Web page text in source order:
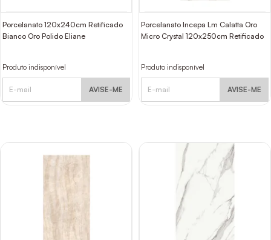
Porcelanato 120x240cm Retificado
Bianco Oro Polido Eliane
Produto indisponível
AVISE-ME
Porcelanato Incepa Lm Calatta Oro
Micro Crystal 120x250cm Retificado
Produto indisponível
AVISE-ME